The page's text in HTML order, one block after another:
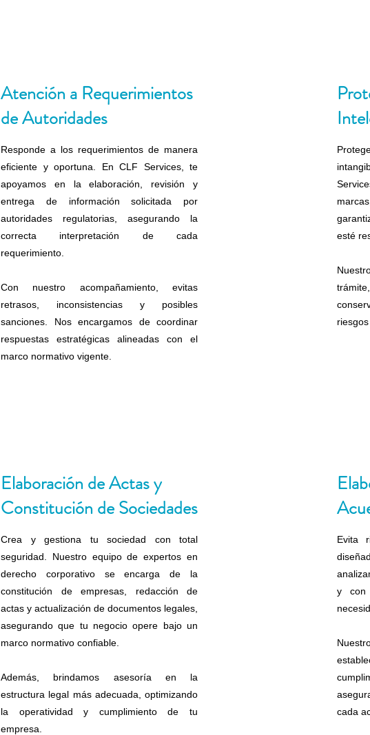
Atención a Requerimientos
de Autoridades
Responde a los requerimientos de manera
eficiente y oportuna. En CLF Services, te
apoyamos en la elaboración, revisión y
entrega de información solicitada por
autoridades regulatorias, asegurando la
correcta interpretación de cada
requerimiento.
Con nuestro acompañamiento, evitas
retrasos, inconsistencias y posibles
sanciones. Nos encargamos de coordinar
respuestas estratégicas alineadas con el
marco normativo vigente.
Elaboración de Actas y
Constitución de Sociedades
Crea y gestiona tu sociedad con total
seguridad. Nuestro equipo de expertos en
derecho corporativo se encarga de la
constitución de empresas, redacción de
actas y actualización de documentos legales,
asegurando que tu negocio opere bajo un
marco normativo confiable.
Además, brindamos asesoría en la
estructura legal más adecuada, optimizando
la operatividad y cumplimiento de tu
empresa.
esté
riesgos
Evita
y con
cada